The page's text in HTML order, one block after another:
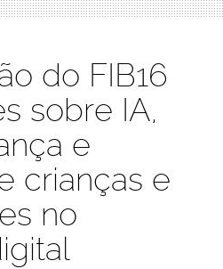
do FIB16
sobre IA,
e
crianças e
no